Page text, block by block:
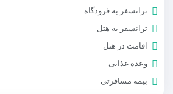
ترانسفر به فرودگاه
ترانسفر به هتل
اقامت در هتل
وعده غذایی
بیمه مسافرتی